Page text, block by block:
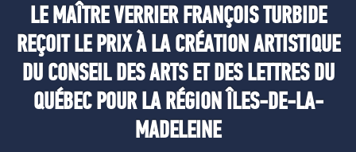
LE MAÎTRE VERRIER FRANÇOIS TURBIDE
REÇOIT LE PRIX À LA CRÉATION ARTISTIQUE
DU CONSEIL DES ARTS ET DES LETTRES DU
QUÉBEC POUR LA RÉGION ÎLES-DE-LA-
MADELEINE